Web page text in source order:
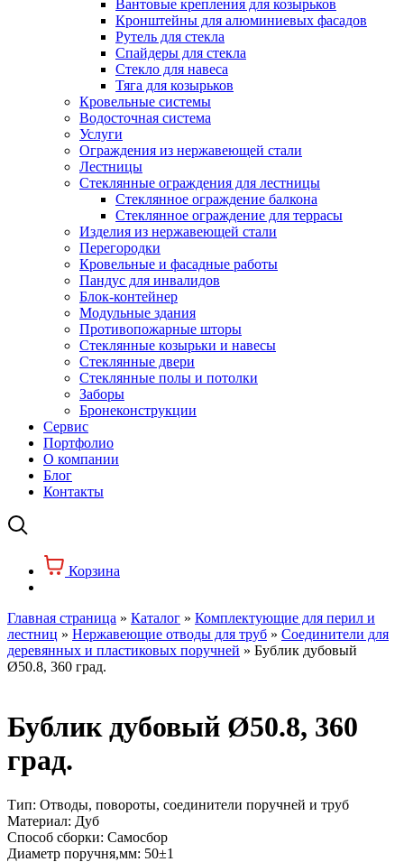
Вантовые крепления для козырьков
Кронштейны для алюминиевых фасадов
Рутель для стекла
Спайдеры для стекла
Стекло для навеса
Тяга для козырьков
Кровельные системы
Водосточная система
Услуги
Ограждения из нержавеющей стали
Лестницы
Стеклянные ограждения для лестницы
Стеклянное ограждение балкона
Стеклянное ограждение для террасы
Изделия из нержавеющей стали
Перегородки
Кровельные и фасадные работы
Пандус для инвалидов
Блок-контейнер
Модульные здания
Противопожарные шторы
Стеклянные козырьки и навесы
Стеклянные двери
Стеклянные полы и потолки
Заборы
Бронеконструкции
Сервис
Портфолио
О компании
Блог
Контакты
Корзина
Главная страница » Каталог » Комплектующие для перил и
лестниц » Нержавеющие отводы для труб » Соединители для
деревянных и пластиковых поручней » Бублик дубовый
Ø50.8, 360 град.
Бублик дубовый Ø50.8, 360
град.
Тип: Отводы, повороты, соединители поручней и труб
Материал: Дуб
Способ сборки: Самосбор
Диаметр поручня,мм: 50±1